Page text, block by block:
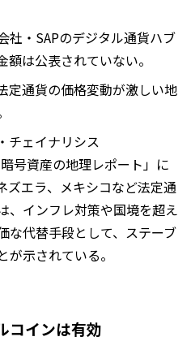
社・SAPのデジタル通貨ハブ
は公表されていない。
定通貨の価格変動が激しい地
チェイナリシス
号資産の地理レポート」に
ズエラ、メキシコなど法定通
、インフレ対策や国境を超え
な代替手段として、ステーブ
示されている。
コインは有効